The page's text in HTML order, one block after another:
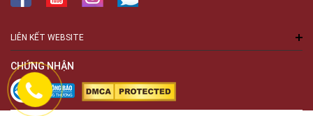
LIÊN KẾT WEBSITE
CHỨNG NHẬN